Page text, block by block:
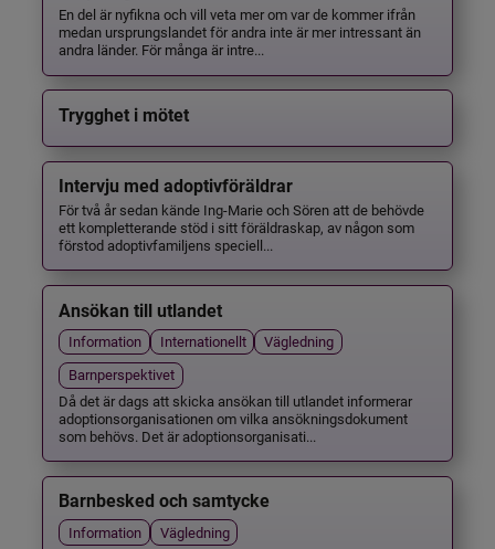
En del är nyfikna och vill veta mer om var de kommer ifrån
medan ursprungslandet för andra inte är mer intressant än
andra länder. För många är intre...
Trygghet i mötet
Intervju med adoptivföräldrar
För två år sedan kände Ing-Marie och Sören att de behövde
ett kompletterande stöd i sitt föräldraskap, av någon som
förstod adoptivfamiljens speciell...
Ansökan till utlandet
Information Internationellt
Vägledning
Barnperspektivet
Då det är dags att skicka ansökan till utlandet informerar
adoptionsorganisationen om vilka ansökningsdokument
som behövs. Det är adoptionsorganisati...
Barnbesked och samtycke
Information
Vägledning